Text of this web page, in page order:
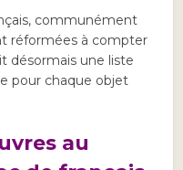
communément
réformées à compter
désormais une liste
pour chaque objet
au